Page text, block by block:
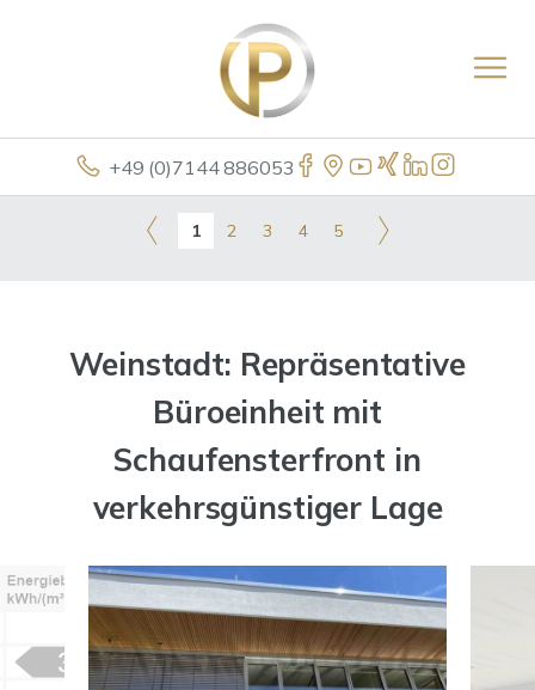
+49 (0)7144 886053
1 2 3 4 5
Weinstadt: Repräsentative
Büroeinheit mit
Schaufensterfront in
verkehrsgünstiger Lage